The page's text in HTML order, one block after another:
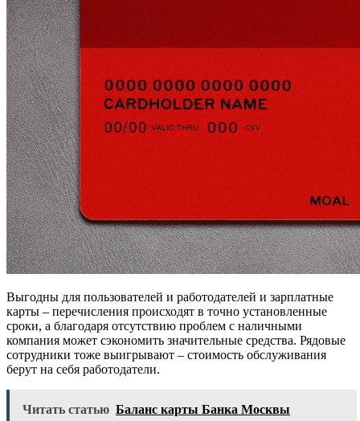
Выгодны для пользователей и работодателей и зарплатные
карты – перечисления происходят в точно установленные
сроки, а благодаря отсутствию проблем с наличными
компания может сэкономить значительные средства. Рядовые
сотрудники тоже выигрывают – стоимость обслуживания
берут на себя работодатели.
Читать статью Баланс карты Банка Москвы